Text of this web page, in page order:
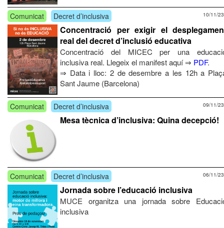
Comunicat Decret d’inclusiva 10/11/23
Concentració per exigir el
real del decret d’inclusió educativa
Concentració del MICEC per una
inclusiva real. Llegeix el manifest aquí ⇒ PDF.
⇒ Data i lloc: 2 de desembre a les 12h a
Sant Jaume (Barcelona)
Comunicat Decret d’inclusiva 09/11/23
Mesa tècnica d’inclusiva: Quina decepció!
Comunicat Decret d’inclusiva 06/11/23
Jornada sobre l’educació inclusiva
MUCE organitza una jornada sobre
inclusiva